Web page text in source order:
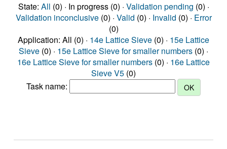
State: All (0) · In progress (0) · Validation pending (0) ·
Validation inconclusive(0) · Valid (0) · Invalid (0) · Error
(0)
Application: All (0) · 14e Lattice Sieve (0) · 15e Lattice
Sieve (0) · 15e Lattice Sieve for smaller numbers (0) ·
16e Lattice Sieve for smaller numbers (0) · 16e Lattice
Sieve V5 (0)
Task name: